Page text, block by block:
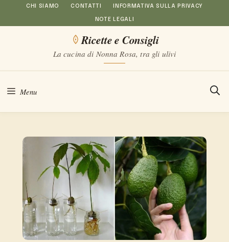
al
CHI SIAMO CONTATTI INFORMATIVA SULLA PRIVACY
NOTE LEGALI
Ricette e Consigli
La cucina di Nonna Rosa, tra gli ulivi
Menu